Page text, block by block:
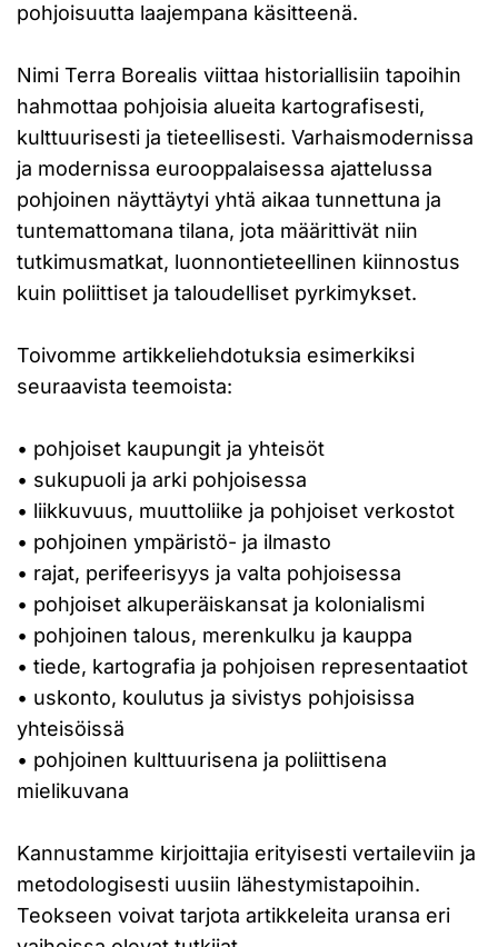
pohjoisuutta laajempana käsitteenä.
Nimi Terra Borealis viittaa historiallisiin tapoihin
hahmottaa pohjoisia alueita kartografisesti,
kulttuurisesti ja tieteellisesti. Varhaismodernissa
ja modernissa eurooppalaisessa ajattelussa
pohjoinen näyttäytyi yhtä aikaa tunnettuna ja
tuntemattomana tilana, jota määrittivät niin
tutkimusmatkat, luonnontieteellinen kiinnostus
kuin poliittiset ja taloudelliset pyrkimykset.
Toivomme artikkeliehdotuksia esimerkiksi
seuraavista teemoista:
• pohjoiset kaupungit ja yhteisöt
• sukupuoli ja arki pohjoisessa
• liikkuvuus, muuttoliike ja pohjoiset verkostot
• pohjoinen ympäristö- ja ilmasto
• rajat, perifeerisyys ja valta pohjoisessa
• pohjoiset alkuperäiskansat ja kolonialismi
• pohjoinen talous, merenkulku ja kauppa
• tiede, kartografia ja pohjoisen representaatiot
• uskonto, koulutus ja sivistys pohjoisissa
yhteisöissä
• pohjoinen kulttuurisena ja poliittisena
mielikuvana
Kannustamme kirjoittajia erityisesti vertaileviin ja
metodologisesti uusiin lähestymistapoihin.
Teokseen voivat tarjota artikkeleita uransa eri